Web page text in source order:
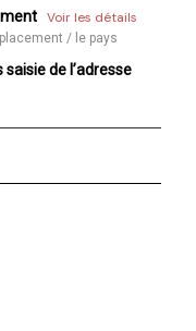
Voir les détails
/ le pays
de l’adresse